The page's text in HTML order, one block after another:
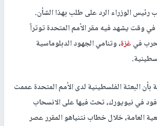
الوزراء الرد على طلب بهذا الشأن.
وقت يشهد فيه مقر الأمم المتحدة توتراً
فيغزة، وتنامي الجهود الدبلوماسية
بأن البعثة الفلسطينية لدى الأمم المتحدة عممت
في نيويورك، تحث فيها على الانسحاب
العامة، خلال خطاب نتنياهو المقرر عصر